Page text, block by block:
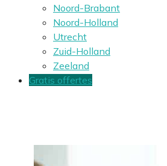
Noord-Brabant
Noord-Holland
Utrecht
Zuid-Holland
Zeeland
Gratis offertes